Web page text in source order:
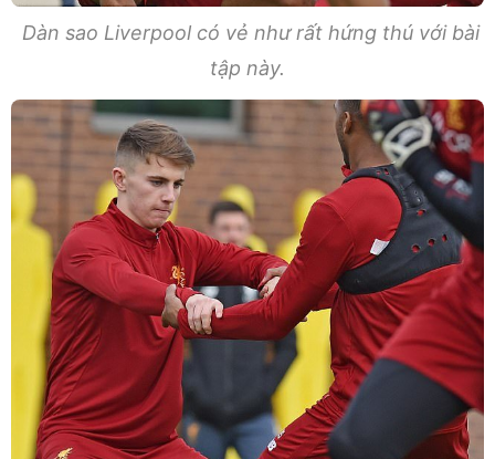
Dàn sao Liverpool có vẻ như rất hứng thú với bài
tập này.